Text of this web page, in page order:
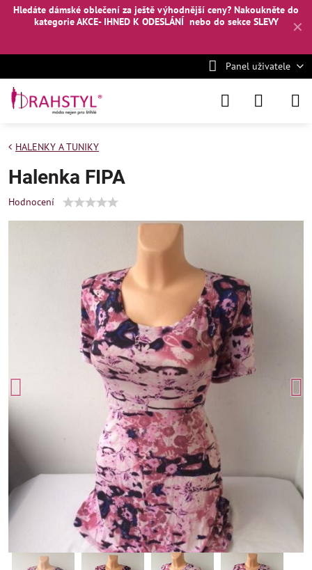
✕
Hledáte dámské oblečení za ještě výhodnější ceny? Nakoukněte do
kategorie AKCE- IHNED K ODESLÁNÍ nebo do sekce SLEVY
Panel uživatele
HALENKY A TUNIKY
Halenka FIPA
Hodnocení